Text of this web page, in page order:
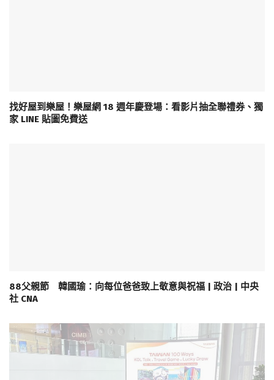
找好屋到樂屋！樂屋網 18 週年慶登場：看影片抽全聯禮券、獨
家 LINE 貼圖免費送
88父親節 韓國瑜：向每位爸爸致上敬意與祝福 | 政治 | 中央
社 CNA